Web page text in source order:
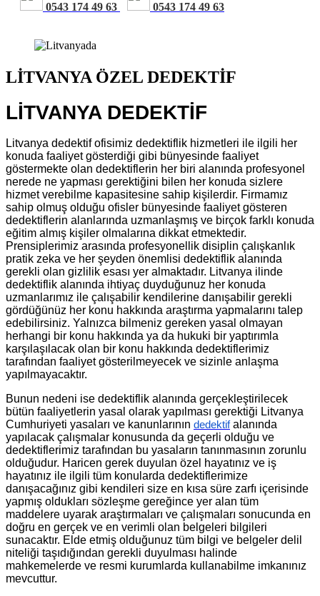
0543 174 49 63 0543 174 49 63
LİTVANYA ÖZEL DEDEKTİF
LİTVANYA DEDEKTİF
Litvanya dedektif ofisimiz dedektiflik hizmetleri ile ilgili her
konuda faaliyet gösterdiği gibi bünyesinde faaliyet
göstermekte olan dedektiflerin her biri alanında profesyonel
nerede ne yapması gerektiğini bilen her konuda sizlere
hizmet verebilme kapasitesine sahip kişilerdir. Firmamız
sahip olmuş olduğu ofisler bünyesinde faaliyet gösteren
dedektiflerin alanlarında uzmanlaşmış ve birçok farklı konuda
eğitim almış kişiler olmalarına dikkat etmektedir.
Prensiplerimiz arasında profesyonellik disiplin çalışkanlık
pratik zeka ve her şeyden önemlisi dedektiflik alanında
gerekli olan gizlilik esası yer almaktadır. Litvanya ilinde
dedektiflik alanında ihtiyaç duyduğunuz her konuda
uzmanlarımız ile çalışabilir kendilerine danışabilir gerekli
gördüğünüz her konu hakkında araştırma yapmalarını talep
edebilirsiniz. Yalnızca bilmeniz gereken yasal olmayan
herhangi bir konu hakkında ya da hukuki bir yaptırımla
karşılaşılacak olan bir konu hakkında dedektiflerimiz
tarafından faaliyet gösterilmeyecek ve sizinle anlaşma
yapılmayacaktır.
Bunun nedeni ise dedektiflik alanında gerçekleştirilecek
bütün faaliyetlerin yasal olarak yapılması gerektiği Litvanya
Cumhuriyeti yasaları ve kanunlarının dedektifalanında
yapılacak çalışmalar konusunda da geçerli olduğu ve
dedektiflerimiz tarafından bu yasaların tanınmasının zorunlu
olduğudur. Haricen gerek duyulan özel hayatınız ve iş
hayatınız ile ilgili tüm konularda dedektiflerimize
danışacağınız gibi kendileri size en kısa süre zarfı içerisinde
yapmış oldukları sözleşme gereğince yer alan tüm
maddelere uyarak araştırmaları ve çalışmaları sonucunda en
doğru en gerçek ve en verimli olan belgeleri bilgileri
sunacaktır. Elde etmiş olduğunuz tüm bilgi ve belgeler delil
niteliği taşıdığından gerekli duyulması halinde
mahkemelerde ve resmi kurumlarda kullanabilme imkanınız
mevcuttur.